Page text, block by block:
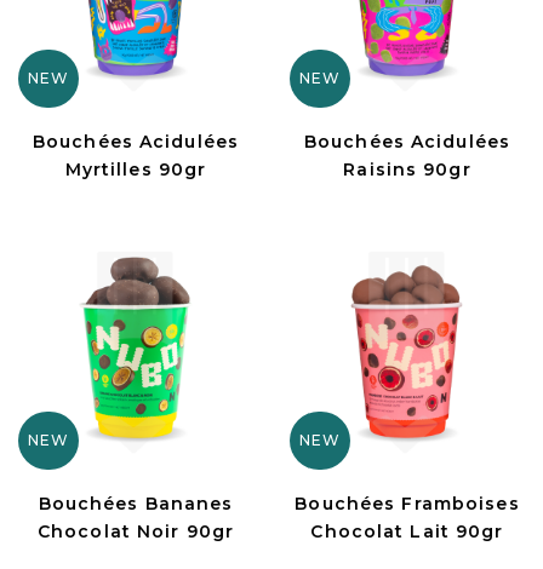
NEW
Bouchées Acidulées
Myrtilles 90gr
NEW
Bouchées Acidulées
Raisins 90gr
NEW
Bouchées Bananes
Chocolat Noir 90gr
NEW
Bouchées Framboises
Chocolat Lait 90gr